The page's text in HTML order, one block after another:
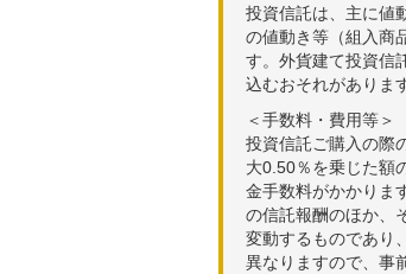
投資信託は、主に値
の値動き等（組入商
す。外貨建て投資信
込むおそれがありま
＜手数料・費用等＞
投資信託ご購入の際
大0.50％を乗じた額
金手数料がかかりま
の信託報酬のほか、
変動するものであり
異なりますので、事